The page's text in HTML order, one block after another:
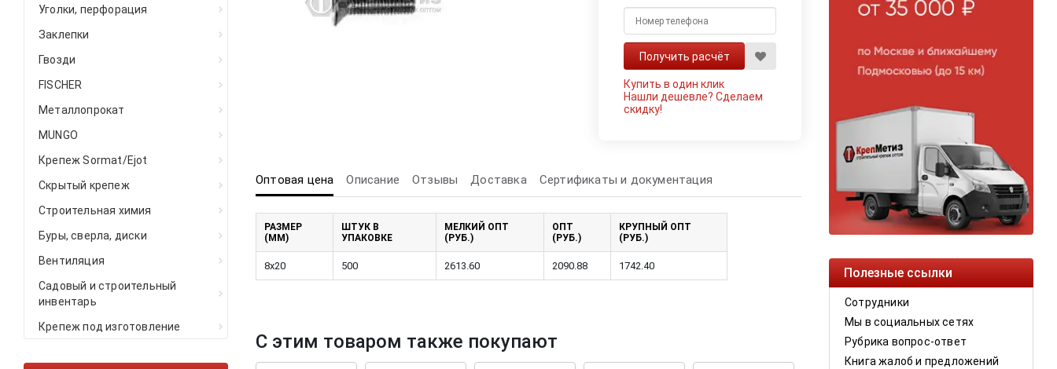
Уголки, перфорация
Заклепки
Гвозди
FISCHER
Металлопрокат
MUNGO
Крепеж Sormat/Ejot
Скрытый крепеж
Строительная химия
Буры, сверла, диски
Вентиляция
Садовый и строительный
инвентарь
Крепеж под изготовление
Полезные ссылки
Сотрудники
Мы в социальных сетях
Рубрика вопрос-ответ
Книга жалоб и предложений
Купить в один клик
Нашли дешевле?Сделаем
скидку!
Оптовая цена Описание Отзывы Доставка Сертификаты и документация
РАЗМЕР
(ММ)
ШТУК В
УПАКОВКЕ
МЕЛКИЙ ОПТ
(РУБ.)
ОПТ
(РУБ.)
КРУПНЫЙ ОПТ
(РУБ.)
8х20 500 2613.60 2090.88 1742.40
С этим товаром также покупают